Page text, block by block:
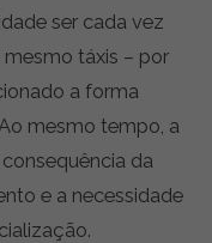
ser cada vez
mesmo táxis – por
a forma
mesmo tempo, a
da
e a necessidade